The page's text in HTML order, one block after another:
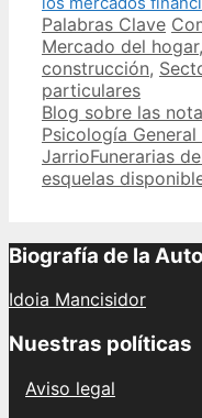
Categories
Palabras Clave
Mercado del hogar,
construcción,
particulares
Post
navigation
Blog sobre las
Psicología
JarrioFunerarias
esquelas
Biografía de la
Idoia Mancisidor
Nuestras políticas
Aviso legal